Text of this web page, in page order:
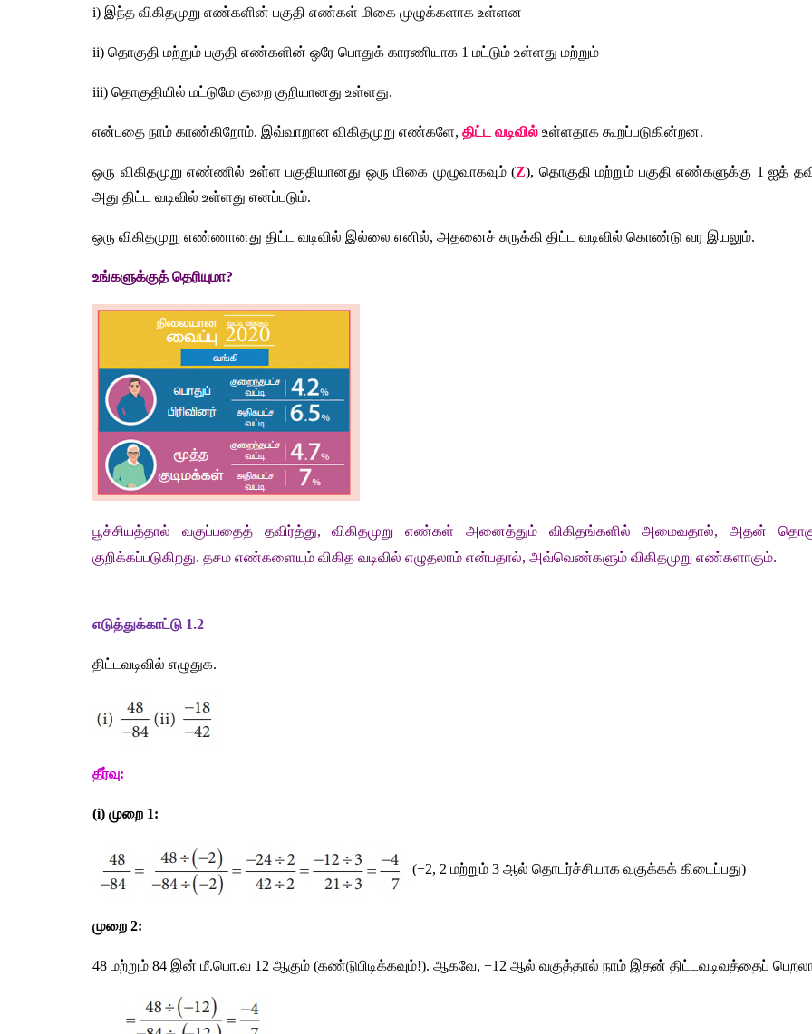
i) இந்த விகிதமுறு எண்களின் பகுதி எண்கள் மிகை முழுக்களாக உள்ளன
ii) தொகுதி மற்றும் பகுதி எண்களின் ஒரே பொதுக் காரணியாக 1 மட்டும் உள்ளது மற்றும்
iii) தொகுதியில் மட்டுமே குறை குறியானது உள்ளது.
என்பதை நாம் காண்கிறோம். இவ்வாறான விகிதமுறு எண்களே, திட்ட வடிவில் உள்ளதாக கூறப்படுகின்றன.
ஒரு விகிதமுறு எண்ணில் உள்ள பகுதியானது ஒரு மிகை முழுவாகவும் (Z), தொகுதி மற்றும் பகுதி எண்களுக்கு 1 ஐத்
அது திட்ட வடிவில் உள்ளது எனப்படும்.
ஒரு விகிதமுறு எண்ணானது திட்ட வடிவில் இல்லை எனில், அதனைச் சுருக்கி திட்ட வடிவில் கொண்டு வர இயலும்.
உங்களுக்குத் தெரியுமா?
பூச்சியத்தால் வகுப்பதைத் தவிர்த்து, விகிதமுறு எண்கள் அனைத்தும் விகிதங்களில் அமைவதால், அதன்
குறிக்கப்படுகிறது. தசம எண்களையும் விகித வடிவில் எழுதலாம் என்பதால், அவ்வெண்களும் விகிதமுறு எண்களாகும்.
எடுத்துக்காட்டு 1.2
திட்டவடிவில் எழுதுக.
தீர்வு:
(i) முறை 1:
(−2, 2 மற்றும் 3 ஆல் தொடர்ச்சியாக வகுக்கக் கிடைப்பது)
முறை 2:
48 மற்றும் 84 இன் மீ.பொ.வ 12 ஆகும் (கண்டுபிடிக்கவும்!). ஆகவே, −12 ஆல் வகுத்தால் நாம் இதன் திட்டவடிவத்தைப்